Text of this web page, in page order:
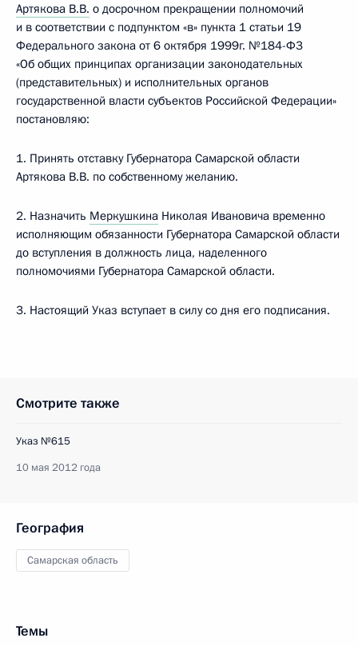
Артякова В.В. о досрочном прекращении полномочий
и в соответствии с подпунктом «в» пункта 1 статьи 19
Федерального закона от 6 октября 1999г. №184-Ф3
«Об общих принципах организации законодательных
(представительных) и исполнительных органов
государственной власти субъектов Российской Федерации»
постановляю:
1. Принять отставку Губернатора Самарской области
Артякова В.В. по собственному желанию.
2. Назначить Меркушкина Николая Ивановича временно
исполняющим обязанности Губернатора Самарской области
до вступления в должность лица, наделенного
полномочиями Губернатора Самарской области.
3. Настоящий Указ вступает в силу со дня его подписания.
Смотрите также
Указ №615
10 мая 2012 года
География
Самарская область
Темы